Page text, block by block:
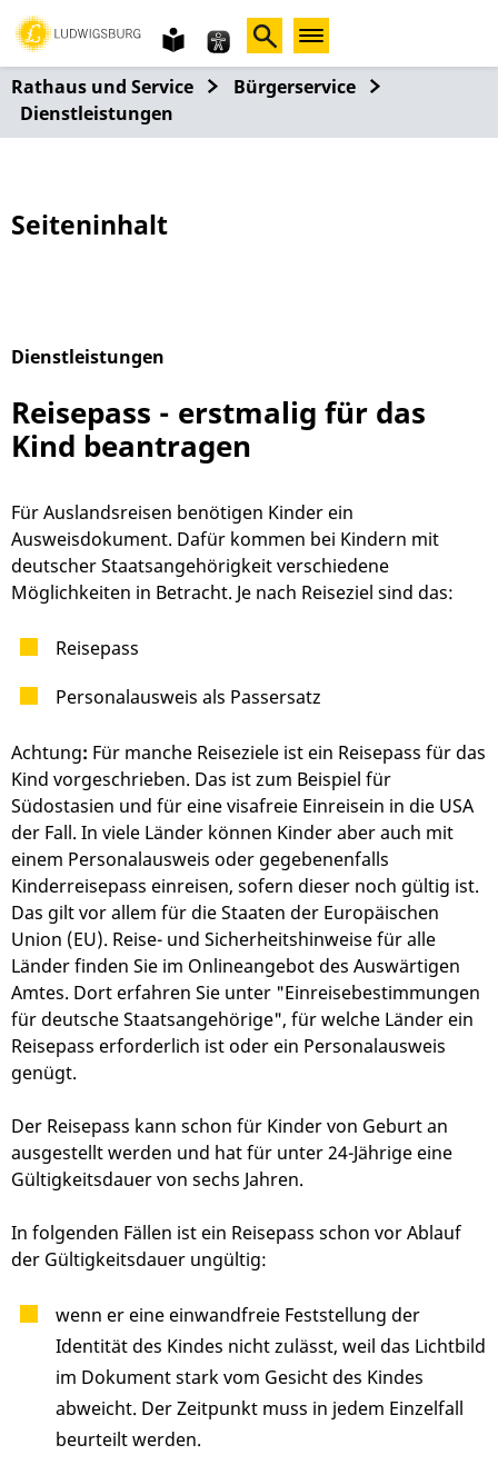
Gebärdensprache
leichte
Sprache
Rathaus und Service
Bürgerservice
Dienstleistungen
Seiteninhalt
Dienstleistungen
Reisepass - erstmalig für das
Kind beantragen
Für Auslandsreisen benötigen Kinder ein
Ausweisdokument. Dafür kommen bei Kindern mit
deutscher Staatsangehörigkeit verschiedene
Möglichkeiten in Betracht. Je nach Reiseziel sind das:
Reisepass
Personalausweis als Passersatz
Achtung: Für manche Reiseziele ist ein Reisepass für das
Kind vorgeschrieben. Das ist zum Beispiel für
Südostasien und für eine visafreie Einreisein in die USA
der Fall. In viele Länder können Kinder aber auch mit
einem Personalausweis oder gegebenenfalls
Kinderreisepass einreisen, sofern dieser noch gültig ist.
Das gilt vor allem für die Staaten der Europäischen
Union (EU). Reise- und Sicherheitshinweise für alle
Länder finden Sie im Onlineangebot des Auswärtigen
Amtes. Dort erfahren Sie unter "Einreisebestimmungen
für deutsche Staatsangehörige", für welche Länder ein
Reisepass erforderlich ist oder ein Personalausweis
genügt.
Der Reisepass kann schon für Kinder von Geburt an
ausgestellt werden und hat für unter 24-Jährige eine
Gültigkeitsdauer von sechs Jahren.
In folgenden Fällen ist ein Reisepass schon vor Ablauf
der Gültigkeitsdauer ungültig:
wenn er eine einwandfreie Feststellung der
Identität des Kindes nicht zulässt, weil das Lichtbild
im Dokument stark vom Gesicht des Kindes
abweicht. Der Zeitpunkt muss in jedem Einzelfall
beurteilt werden.